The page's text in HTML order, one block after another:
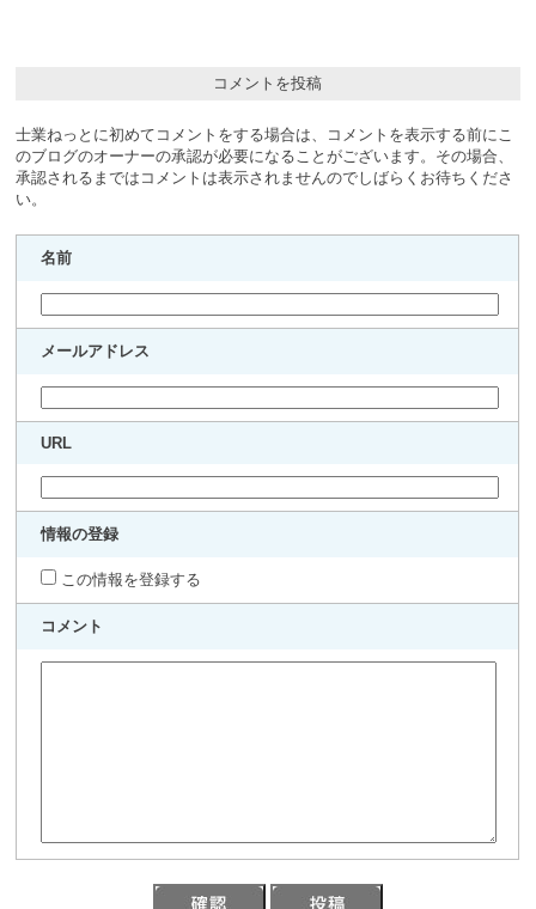
コメントを投稿
士業ねっとに初めてコメントをする場合は、コメントを表示する前にこ
のブログのオーナーの承認が必要になることがございます。その場合、
承認されるまではコメントは表示されませんのでしばらくお待ちくださ
い。
名前
メールアドレス
URL
情報の登録
この情報を登録する
コメント